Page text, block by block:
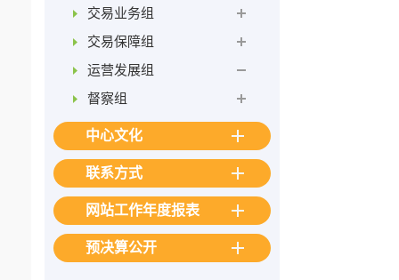
交易业务组
交易保障组
运营发展组
督察组
中心文化
联系方式
网站工作年度报表
预决算公开